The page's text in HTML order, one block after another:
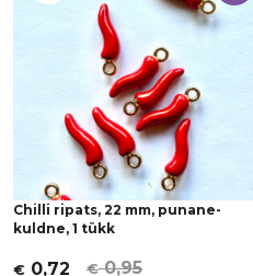
Chilli ripats, 22 mm, punane-
kuldne, 1 tükk
€0,95
€ 0,72